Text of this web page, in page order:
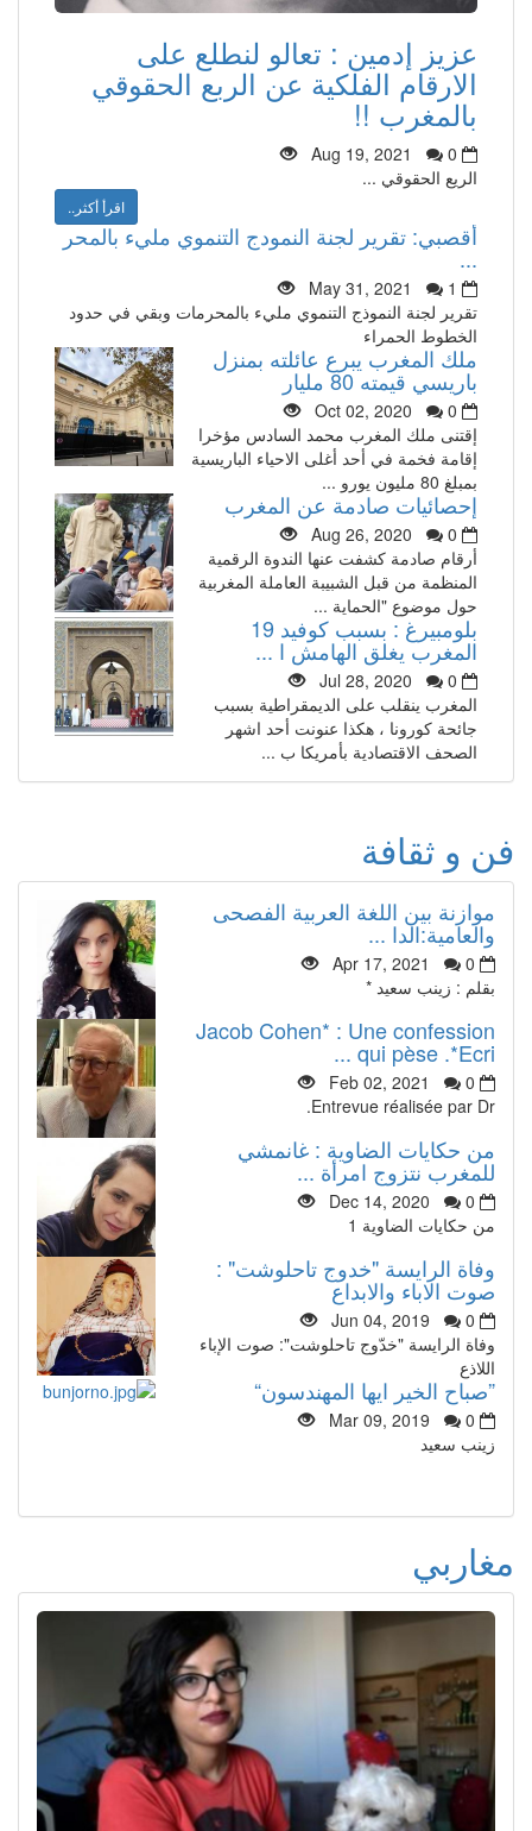
عزيز إدمين : تعالو لنطلع على
الارقام الفلكية عن الربع الحقوقي
بالمغرب !!
Aug 19, 2021
0
الريع الحقوقي ...
اقرأ أكثر..
أقصبي: تقرير لجنة النمودج التنموي مليء بالمحر
May 31, 2021
1
تقرير لجنة النموذج التنموي مليء بالمحرمات وبقي في حدود
الخطوط الحمراء
ملك المغرب يبرع عائلته بمنزل
باريسي قيمته 80 مليار
Oct 02, 2020
0
إقتنى ملك المغرب محمد السادس مؤخرا
إقامة فخمة في أحد أغلى الاحياء الباريسية
بمبلغ 80 مليون يورو ...
إحصائيات صادمة عن المغرب
Aug 26, 2020
0
أرقام صادمة كشفت عنها الندوة الرقمية
المنظمة من قبل الشبيبة العاملة المغربية
حول موضوع "الحماية ...
بلومبيرغ : بسبب كوفيد 19
المغرب يغلق الهامش ا ...
Jul 28, 2020
0
المغرب ينقلب على الديمقراطية بسبب
جائحة كورونا ، هكذا عنونت أحد اشهر
الصحف الاقتصادية بأمريكا ب ...
فن و ثقافة
موازنة بين اللغة العربية الفصحى
والعامية:الدا ...
Apr 17, 2021
0
بقلم : زينب سعيد *
Jacob Cohen* : Une confession
qui pèse .*Ecri ...
Feb 02, 2021
0
Entrevue réalisée par Dr.
من حكايات الضاوية : غانمشي
للمغرب نتزوج امرأة ...
Dec 14, 2020
0
من حكايات الضاوية 1
وفاة الرايسة "خدوج تاحلوشت" :
صوت الاباء والابداع
Jun 04, 2019
0
وفاة الرايسة "خدّوج تاحلوشت": صوت الإباء
اللاذع
”صباح الخير ايها المهندسون“
Mar 09, 2019
0
زينب سعيد
مغاربي